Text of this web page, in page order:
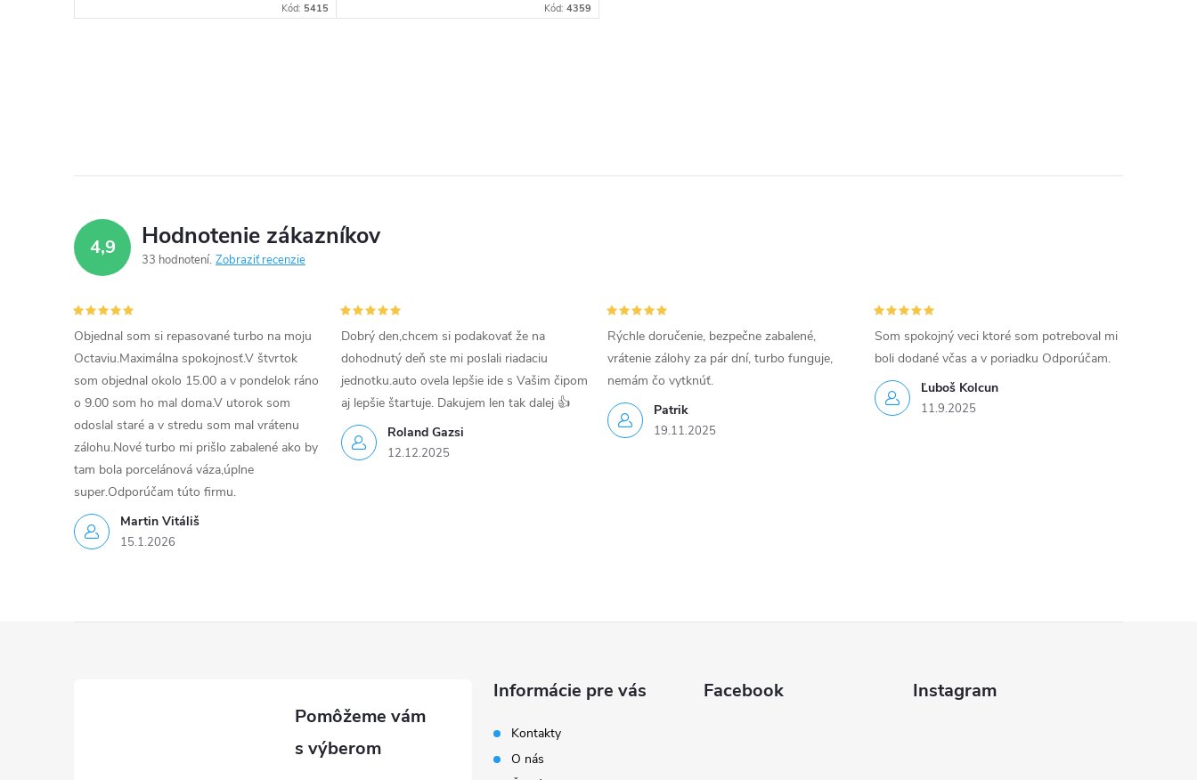
o
k
Kód: 5415 Kód: 4359
d
a
c
i
e
p
r
v
k
y
ý
4,9 Hodnotenie zákazníkov
33 hodnotení Zobraziť recenzie
Martin Vitáliš
15.1.2026
Objednal som si repasované turbo na moju
Octaviu.Maximálna spokojnosť.V štvrtok
som objednal okolo 15.00 a v pondelok ráno
o 9.00 som ho mal doma.V utorok som
odoslal staré a v stredu som mal vrátenu
zálohu.Nové turbo mi prišlo zabalené ako by
tam bola porcelánová váza,úplne
super.Odporúčam túto firmu.
Roland Gazsi
12.12.2025
Dobrý den,chcem si podakovať že na
dohodnutý deň ste mi poslali riadaciu
jednotku.auto ovela lepšie ide s Vašim čipom
aj lepšie štartuje. Dakujem len tak dalej 👍
Patrik
19.11.2025
Rýchle doručenie, bezpečne zabalené,
vrátenie zálohy za pár dní, turbo funguje,
nemám čo vytknúť.
Ľuboš Kolcun
11.9.2025
Som spokojný veci ktoré som potreboval mi
boli dodané včas a v poriadku Odporúčam.
Informácie pre vás
Kontakty
O nás
Facebook Instagram